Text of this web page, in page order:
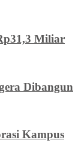
Miliar
Dibangun
Kampus